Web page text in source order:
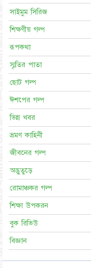
সাইমুম সিরিজ
শিক্ষণীয় গল্প
রূপকথা
স্মৃতির পাতা
ছোট গল্প
ঈশপের গল্প
ভিন্ন খবর
ভ্রমণ কাহিনী
জীবনের গল্প
অদ্ভুতুড়ে
রোমাঞ্চকর গল্প
শিক্ষা উপকরন
বুক রিভিউ
বিজ্ঞান